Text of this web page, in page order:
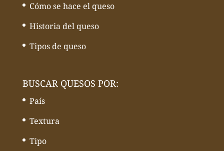
Cómo se hace el queso
Historia del queso
Tipos de queso
BUSCAR QUESOS POR:
País
Textura
Tipo